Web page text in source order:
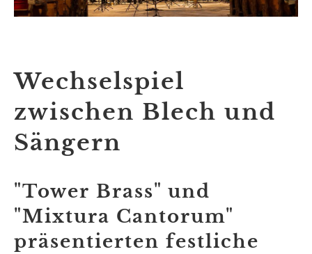
Wechselspiel
zwischen Blech und
Sängern
"Tower Brass" und
"Mixtura Cantorum"
präsentierten festliche